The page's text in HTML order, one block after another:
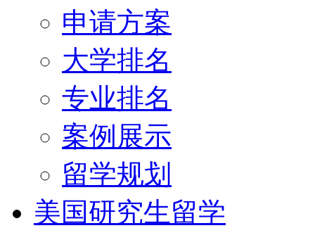
申请方案
大学排名
专业排名
案例展示
留学规划
美国研究生留学